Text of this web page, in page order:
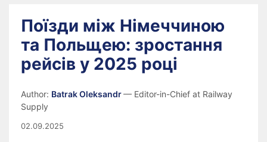
Поїзди між Німеччиною
та Польщею: зростання
рейсів у 2025 році
Author: Batrak Oleksandr— Editor-in-Chief at Railway
Supply
02.09.2025